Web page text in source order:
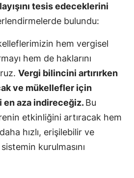
tesis edeceklerini
bulundu:
hem vergisel
hem de haklarını
Vergi bilincini artırırken
ve mükellefler için
aza indireceğiz.Bu
etkinliğini artıracak hem
hızlı, erişilebilir ve
kurulmasını